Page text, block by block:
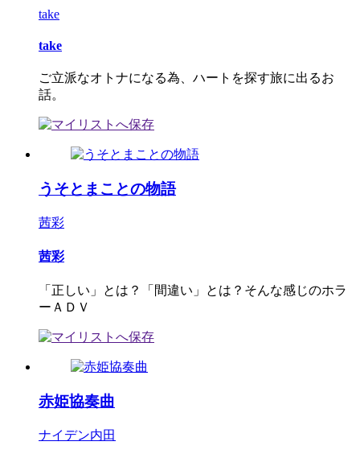
take
take
ご立派なオトナになる為、ハートを探す旅に出るお
話。
うそとまことの物語
茜彩
茜彩
「正しい」とは？「間違い」とは？そんな感じのホラ
ーＡＤＶ
赤姫協奏曲
ナイデン内田